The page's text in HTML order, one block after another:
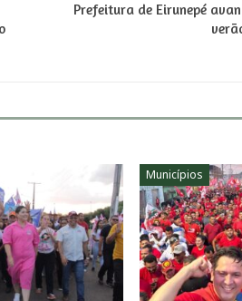
Prefeitura de Eirunepé
Municípios